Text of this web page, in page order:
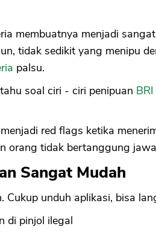
membuatnya menjadi
tidak sedikit yang menipu
palsu.
soal ciri - ciri penipuan
red flags ketika
orang tidak bertanggung
Sangat Mudah
unduh aplikasi, bisa
di pinjol ilegal